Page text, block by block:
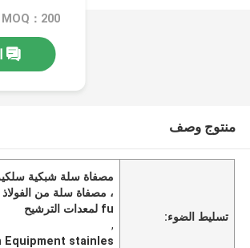
MOQ：200 قطعة
منتوج وصف
تسليط الضوء:
fu لمعدات الترشيح
,
stainles